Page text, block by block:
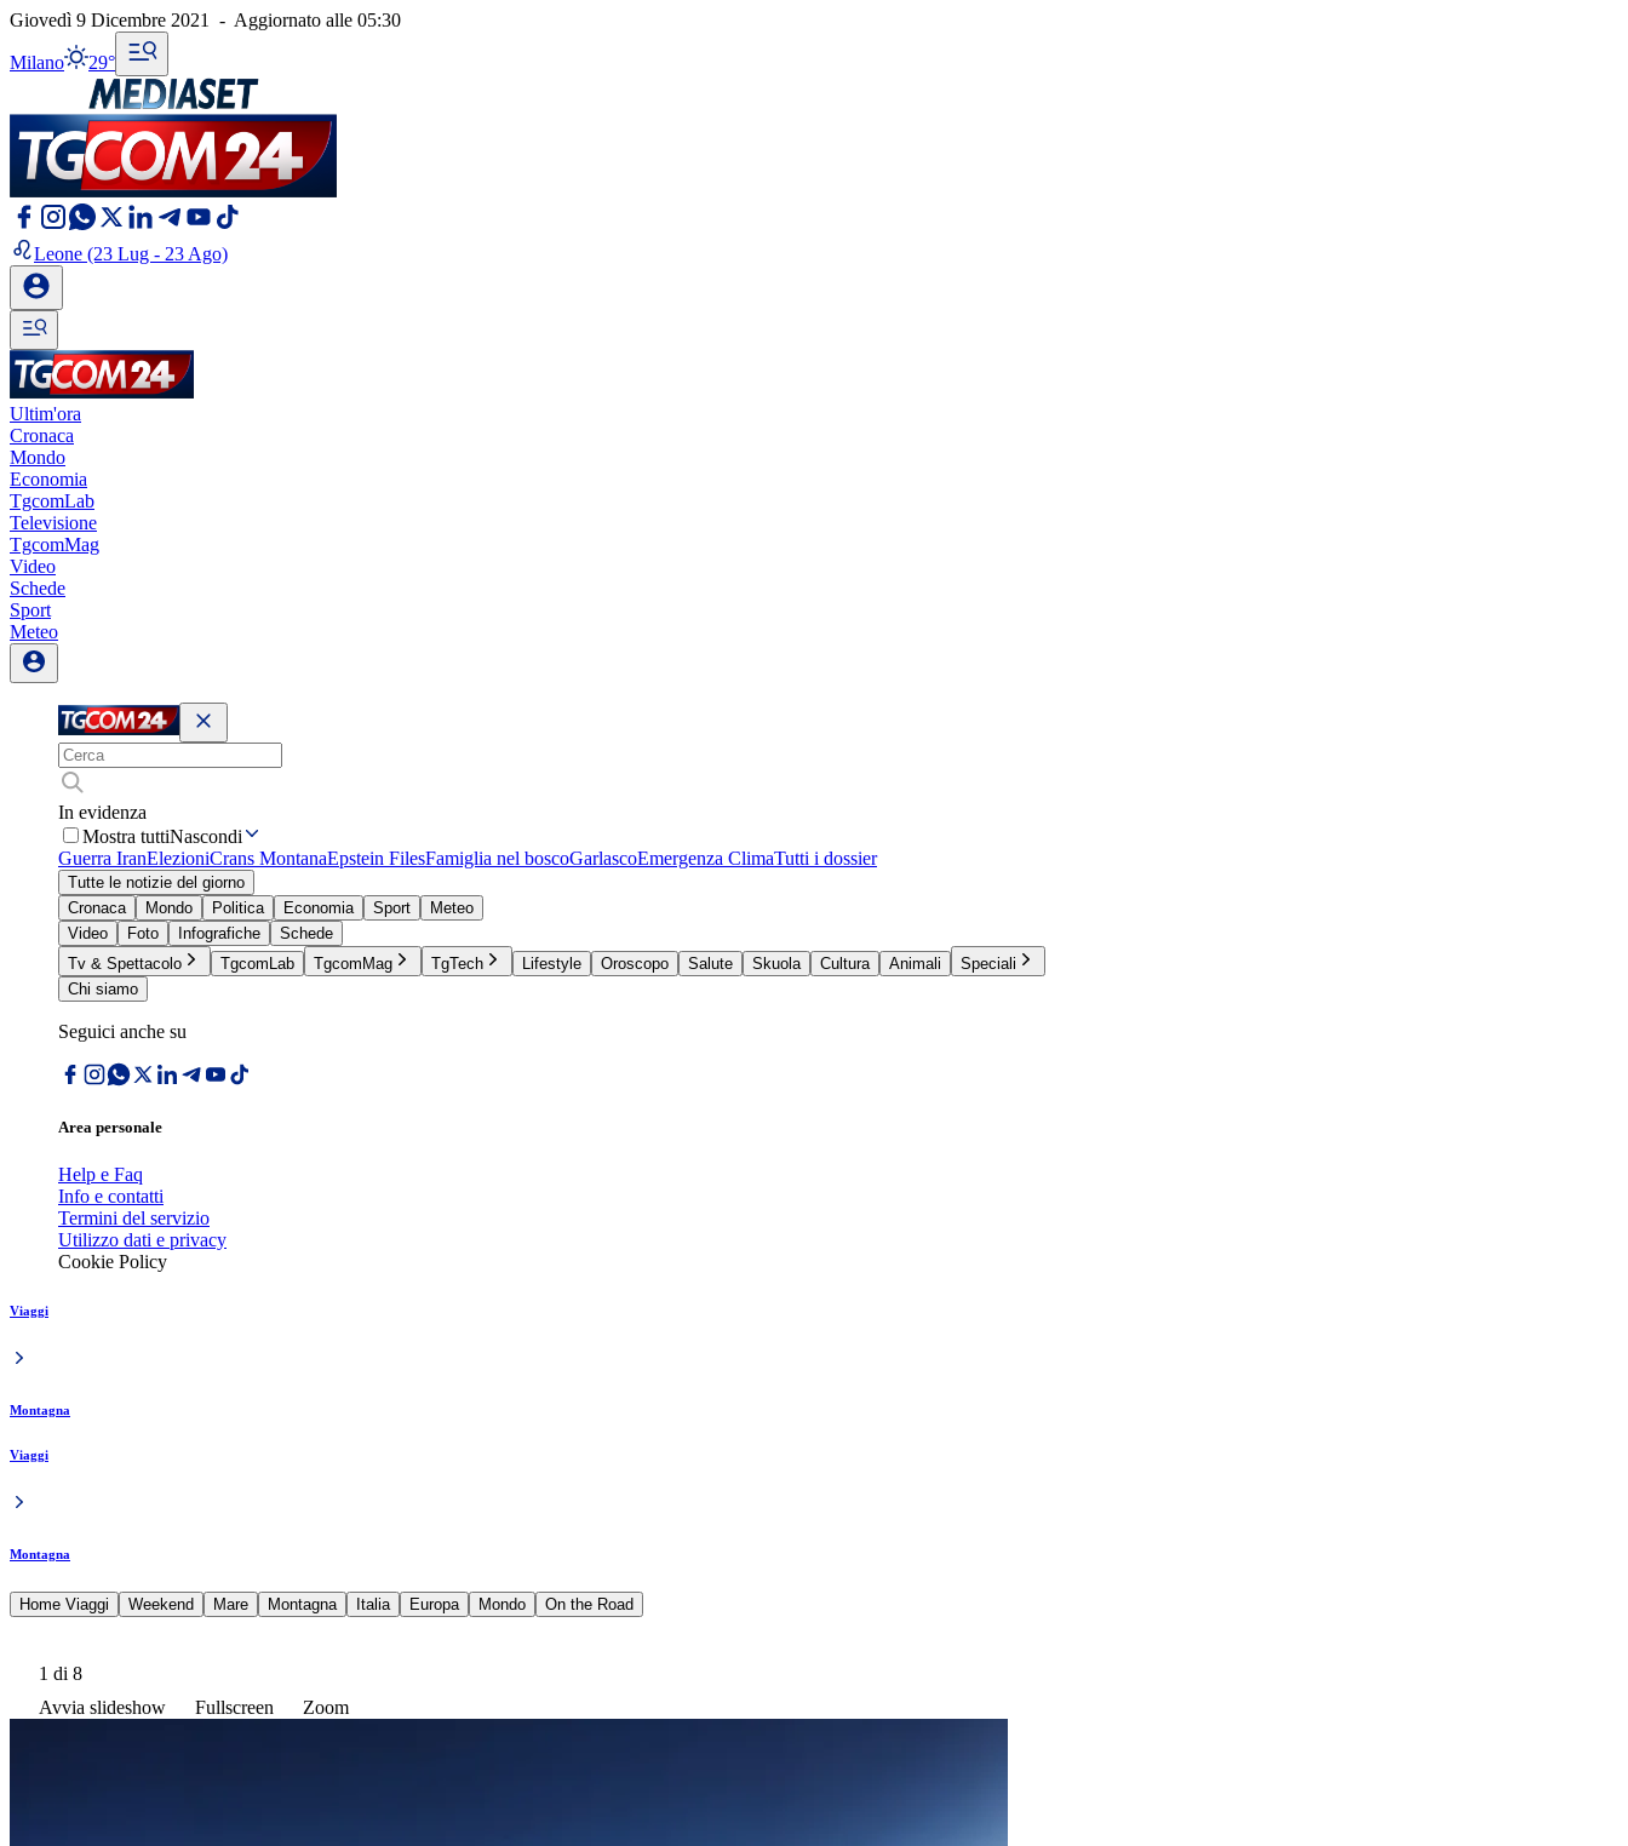
Giovedì 9 Dicembre 2021 - Aggiornato alle 05:30
Milano 29°
Leone (23 Lug - 23 Ago)
Ultim'ora
Cronaca
Mondo
Economia
TgcomLab
Televisione
TgcomMag
Video
Schede
Sport
Meteo
In evidenza
Mostra tuttiNascondi
Guerra IranElezioniCrans MontanaEpstein FilesFamiglia nel boscoGarlascoEmergenza ClimaTutti i dossier
Tutte le notizie del giorno
Cronaca
Mondo Politica Economia Sport
Meteo
Video
Foto Infografiche
Schede
Tv & Spettacolo
TgcomLab TgcomMag TgTech Lifestyle Oroscopo Salute Skuola Cultura Animali
Speciali
Chi siamo
Seguici anche su
Area personale
Help e Faq
Info e contatti
Termini del servizio
Utilizzo dati e privacy
Cookie Policy
Viaggi
Montagna
Viaggi
Montagna
Home Viaggi Weekend Mare Montagna Italia Europa Mondo On the Road
1 di 8
Avvia slideshow
Fullscreen Zoom